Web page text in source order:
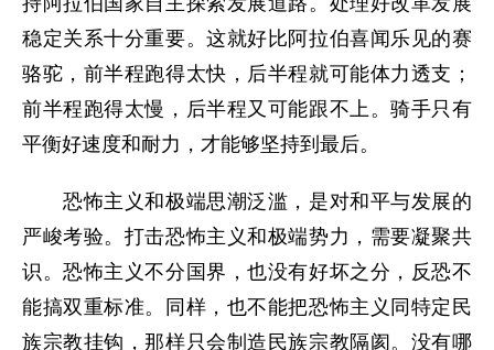
稳定关系十分重要。这就好比阿拉伯喜闻乐见的赛
骆驼，前半程跑得太快，后半程就可能体力透支；
前半程跑得太慢，后半程又可能跟不上。骑手只有
平衡好速度和耐力，才能够坚持到最后。
恐怖主义和极端思潮泛滥，是对和平与发展的
严峻考验。打击恐怖主义和极端势力，需要凝聚共
识。恐怖主义不分国界，也没有好坏之分，反恐不
能搞双重标准。同样，也不能把恐怖主义同特定民
族宗教挂钩，那样只会制造民族宗教隔阂。没有哪